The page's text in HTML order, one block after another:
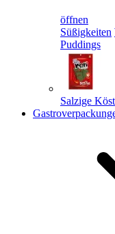
öffnen
Süßigkeiten
Puddings
Salzige